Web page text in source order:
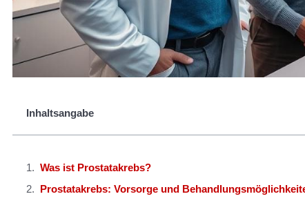
Inhaltsangabe
Was ist Prostatakrebs?
Prostatakrebs: Vorsorge und